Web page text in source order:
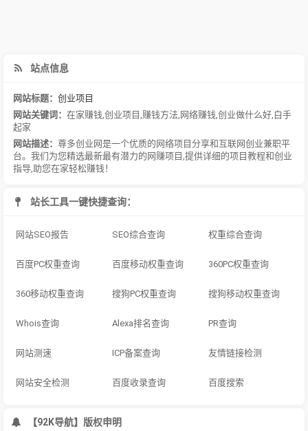
站点信息
网站标题： 创业项目
网站关键词： 在家赚钱 创业项目 赚钱方法 网络赚钱 创业做什么好 白手
起家
网站描述： 尊多创业网是一个优质的网络项目分享和互联网创业兼职平
台。我们为您精选最新最有潜力的网赚项目,提供详细的项目教程和创业
指导,助您在家轻松赚钱！
站长工具一键快捷查询：
网站SEO报告 SEO综合查询 权重综合查询
百度PC权重查询 百度移动权重查询 360PC权重查询
360移动权重查询 搜狗PC权重查询 搜狗移动权重查询
Whois查询 Alexa排名查询 PR查询
网站测速 ICP备案查询 友情链接检测
网站安全检测 百度收录查询 百度搜索
【92K导航】版权申明